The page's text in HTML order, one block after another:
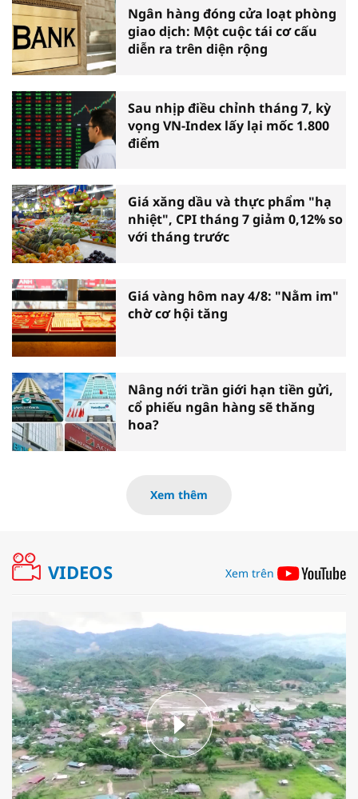
Ngân hàng đóng cửa loạt phòng
giao dịch: Một cuộc tái cơ cấu
diễn ra trên diện rộng
Sau nhịp điều chỉnh tháng 7, kỳ
vọng VN-Index lấy lại mốc 1.800
điểm
Giá xăng dầu và thực phẩm "hạ
nhiệt", CPI tháng 7 giảm 0,12% so
với tháng trước
Giá vàng hôm nay 4/8: "Nằm im"
chờ cơ hội tăng
Nâng nới trần giới hạn tiền gửi,
cổ phiếu ngân hàng sẽ thăng
hoa?
Xem thêm
VIDEOS Xem trên